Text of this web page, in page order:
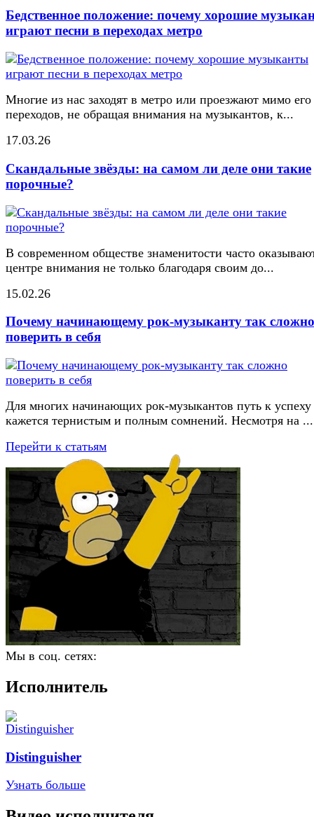
Бедственное положение: почему хорошие
играют песни в переходах метро
Многие из нас заходят в метро или проезжают мимо его
переходов, не обращая внимания на музыкантов, к...
17.03.26
Скандальные звёзды: на самом ли деле они такие
порочные?
В современном обществе знаменитости часто
центре внимания не только благодаря своим до...
15.02.26
Почему начинающему рок-музыканту так сложно
поверить в себя
Для многих начинающих рок-музыкантов путь к успеху
кажется тернистым и полным сомнений. Несмотря на ...
Перейти к статьям
Мы в соц. сетях:
Исполнитель
Distinguisher
Узнать больше